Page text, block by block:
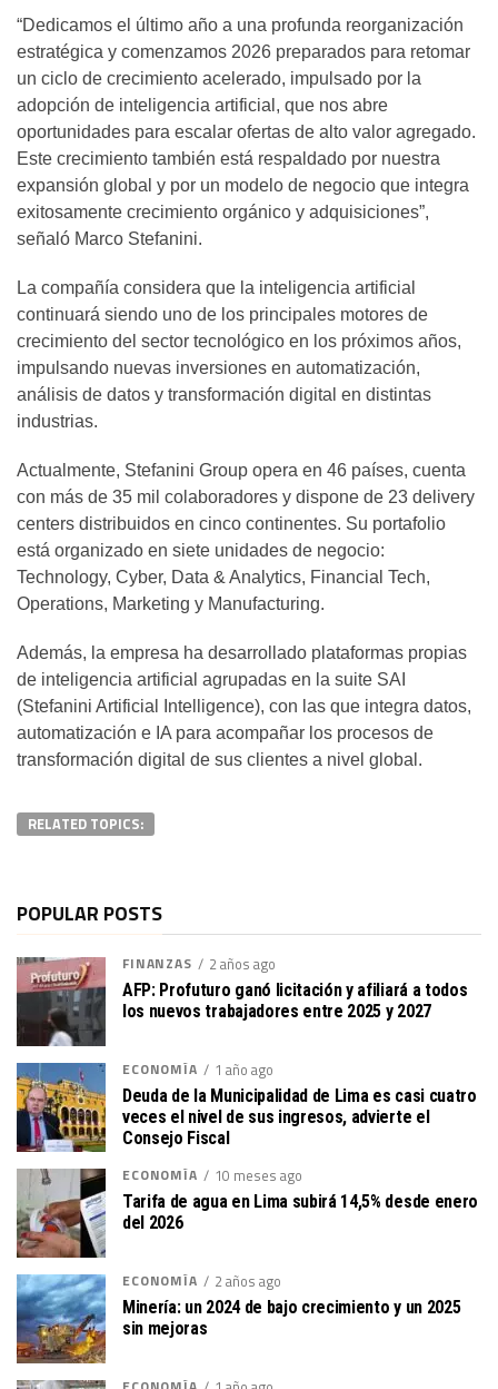
“Dedicamos el último año a una profunda reorganización
estratégica y comenzamos 2026 preparados para retomar
un ciclo de crecimiento acelerado, impulsado por la
adopción de inteligencia artificial, que nos abre
oportunidades para escalar ofertas de alto valor agregado.
Este crecimiento también está respaldado por nuestra
expansión global y por un modelo de negocio que integra
exitosamente crecimiento orgánico y adquisiciones”,
señaló Marco Stefanini.
La compañía considera que la inteligencia artificial
continuará siendo uno de los principales motores de
crecimiento del sector tecnológico en los próximos años,
impulsando nuevas inversiones en automatización,
análisis de datos y transformación digital en distintas
industrias.
Actualmente, Stefanini Group opera en 46 países, cuenta
con más de 35 mil colaboradores y dispone de 23 delivery
centers distribuidos en cinco continentes. Su portafolio
está organizado en siete unidades de negocio:
Technology, Cyber, Data & Analytics, Financial Tech,
Operations, Marketing y Manufacturing.
Además, la empresa ha desarrollado plataformas propias
de inteligencia artificial agrupadas en la suite SAI
(Stefanini Artificial Intelligence), con las que integra datos,
automatización e IA para acompañar los procesos de
transformación digital de sus clientes a nivel global.
RELATED TOPICS:
POPULAR POSTS
FINANZAS 2 años ago
AFP: Profuturo ganó licitación y afiliará a todos
los nuevos trabajadores entre 2025 y 2027
ECONOMÍA 1 año ago
Deuda de la Municipalidad de Lima es casi cuatro
veces el nivel de sus ingresos, advierte el
Consejo Fiscal
ECONOMÍA
10 meses ago
Tarifa de agua en Lima subirá 14,5% desde enero
del 2026
ECONOMÍA 2 años ago
Minería: un 2024 de bajo crecimiento y un 2025
sin mejoras